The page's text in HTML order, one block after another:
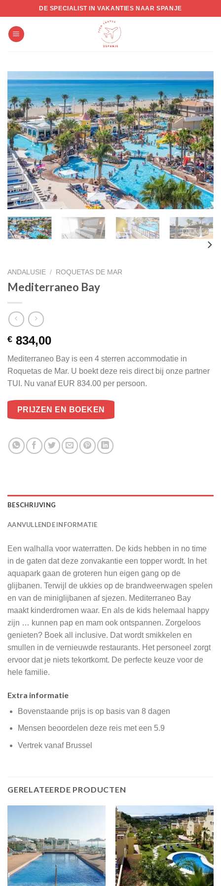
to
content
DE SPECIALIST IN VAKANTIES NAAR SPANJE
ANDALUSIE / ROQUETAS DE MAR
Mediterraneo Bay
€ 834,00
Mediterraneo Bay is een 4 sterren accommodatie in
Roquetas de Mar. U boekt deze reis direct bij onze partner
TUI. Nu vanaf EUR 834.00 per persoon.
PRIJZEN EN BOEKEN
BESCHRIJVING
AANVULLENDE INFORMATIE
Een walhalla voor waterratten. De kids hebben in no time
in de gaten dat deze zonvakantie een topper wordt. In het
aquapark gaan de groteren hun eigen gang op de
glijbanen. Terwijl de ukkies op de brandweerwagen spelen
en van de miniglijbanen af sjezen. Mediterraneo Bay
maakt kinderdromen waar. En als de kids helemaal happy
zijn … kunnen pap en mam ook ontspannen. Zorgeloos
genieten? Boek all inclusive. Dat wordt smikkelen en
smullen in de vernieuwde restaurants. Het personeel zorgt
ervoor dat je niets tekortkomt. De perfecte keuze voor de
hele familie.
Extra informatie
Bovenstaande prijs is op basis van 8 dagen
Mensen beoordelen deze reis met een 5.9
Vertrek vanaf Brussel
GERELATEERDE PRODUCTEN